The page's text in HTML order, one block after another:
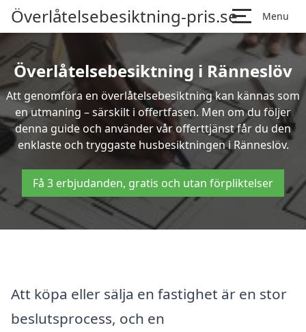
Överlåtelsebesiktning-pris.se Menu
Överlåtelsebesiktning i Ränneslöv
Att genomföra en överlåtelsebesiktning kan kännas som
en utmaning – särskilt i offertfasen. Men om du följer
denna guide och använder vår offerttjänst får du den
enklaste och tryggaste husbesiktningen i Ränneslöv.
Få 3 erbjudanden, gratis och utan förpliktelser
Att köpa eller sälja en fastighet är en stor
beslutsprocess, och en